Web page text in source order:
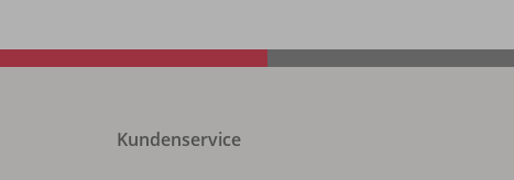
Kundenservice